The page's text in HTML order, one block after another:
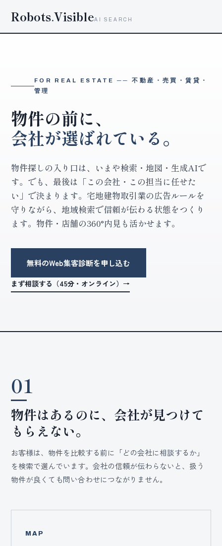
Robots.VisibleAI SEARCH
FOR REAL ESTATE ── 不動産・売買・賃貸・
管理
物件の前に、
会社が選ばれている。
物件探しの入り口は、いまや検索・地図・生成AIで
す。でも、最後は「この会社・この担当に任せた
い」で決まります。宅地建物取引業の広告ルールを
守りながら、地域検索で信頼が伝わる状態をつくり
ます。物件・店舗の360°内見も活かせます。
無料のWeb集客診断を申し込む
まず相談する（45分・オンライン）→
01
物件はあるのに、会社が見つけて
もらえない。
お客様は、物件を比較する前に「どの会社に相談するか」
を検索で選んでいます。会社の信頼が伝わらないと、扱う
物件が良くても問い合わせにつながりません。
MAP